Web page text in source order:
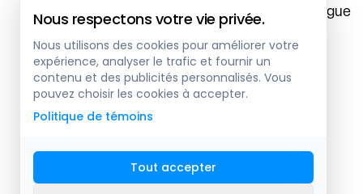
À propos
Blogue
Connexion au tableau de bord
Nous respectons votre vie privée.
Nous utilisons des cookies pour améliorer votre
expérience, analyser le trafic et fournir un
contenu et des publicités personnalisés. Vous
pouvez choisir les cookies à accepter.
Politique de témoins
Tout accepter